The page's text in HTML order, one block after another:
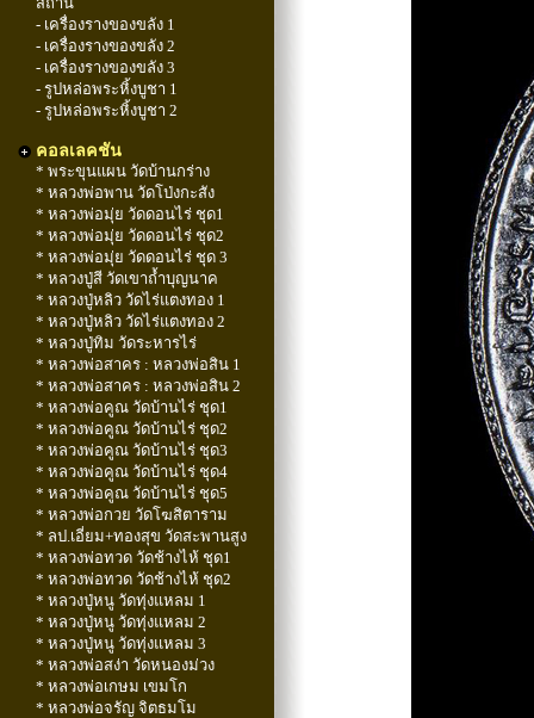
- เครื่องรางของขลัง 1
- เครื่องรางของขลัง 2
- เครื่องรางของขลัง 3
- รูปหล่อพระหิ้งบูชา 1
- รูปหล่อพระหิ้งบูชา 2
คอลเลคชัน
* พระขุนแผน วัดบ้านกร่าง
* หลวงพ่อพาน วัดโป่งกะสัง
* หลวงพ่อมุ่ย วัดดอนไร่ ชุด1
* หลวงพ่อมุ่ย วัดดอนไร่ ชุด2
* หลวงพ่อมุ่ย วัดดอนไร่ ชุด 3
* หลวงปู่สี วัดเขาถ้ำบุญนาค
* หลวงปู่หลิว วัดไร่แตงทอง 1
* หลวงปู่หลิว วัดไร่แตงทอง 2
* หลวงปู่ทิม วัดระหารไร่
* หลวงพ่อสาคร : หลวงพ่อสิน 1
* หลวงพ่อสาคร : หลวงพ่อสิน 2
* หลวงพ่อคูณ วัดบ้านไร่ ชุด1
* หลวงพ่อคูณ วัดบ้านไร่ ชุด2
* หลวงพ่อคูณ วัดบ้านไร่ ชุด3
* หลวงพ่อคูณ วัดบ้านไร่ ชุด4
* หลวงพ่อคูณ วัดบ้านไร่ ชุด5
* หลวงพ่อกวย วัดโฆสิตาราม
* ลป.เอี่ยม+ทองสุข วัดสะพานสูง
* หลวงพ่อทวด วัดช้างไห้ ชุด1
* หลวงพ่อทวด วัดช้างไห้ ชุด2
* หลวงปู่หนู วัดทุ่งแหลม 1
* หลวงปู่หนู วัดทุ่งแหลม 2
* หลวงปู่หนู วัดทุ่งแหลม 3
* หลวงพ่อสง่า วัดหนองม่วง
* หลวงพ่อเกษม เขมโก
* หลวงพ่อจรัญ จิตธมโม